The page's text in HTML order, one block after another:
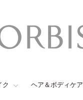
ク ヘア＆ボディケア